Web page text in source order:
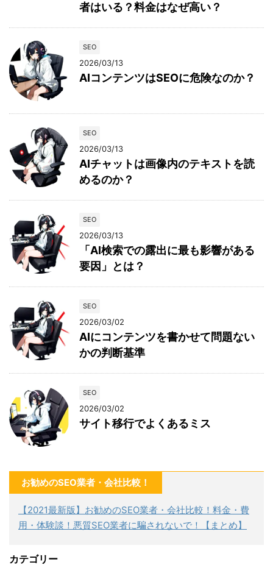
者はいる？料金はなぜ高い？
SEO
2026/03/13
AIコンテンツはSEOに危険なのか？
SEO
2026/03/13
AIチャットは画像内のテキストを読
めるのか？
SEO
2026/03/13
「AI検索での露出に最も影響がある
要因」とは？
SEO
2026/03/02
AIにコンテンツを書かせて問題ない
かの判断基準
SEO
2026/03/02
サイト移行でよくあるミス
お勧めのSEO業者・会社比較！
【2021最新版】お勧めのSEO業者・会社比較！料金・費
用・体験談！悪質SEO業者に騙されないで！【まとめ】
カテゴリー